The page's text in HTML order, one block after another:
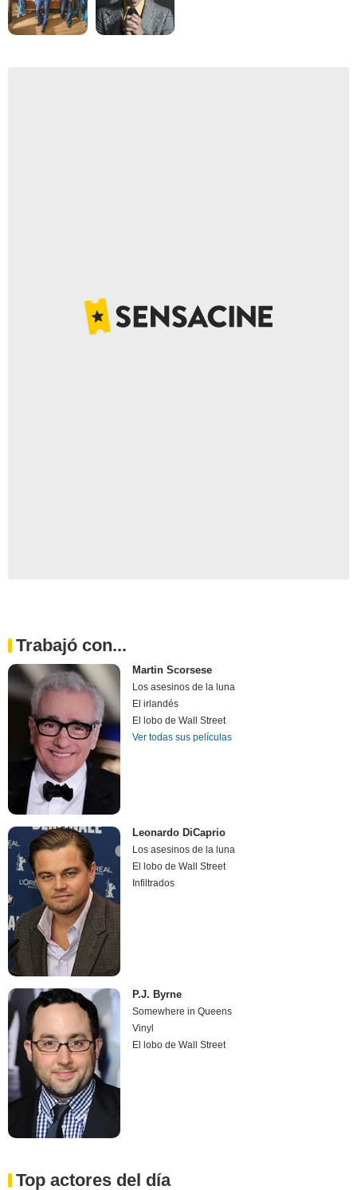
Trabajó con...
Martin Scorsese
Los asesinos de la luna
El irlandés
El lobo de Wall Street
Ver todas sus películas
Leonardo DiCaprio
Los asesinos de la luna
El lobo de Wall Street
Infiltrados
P.J. Byrne
Somewhere in Queens
Vinyl
El lobo de Wall Street
Top actores del día